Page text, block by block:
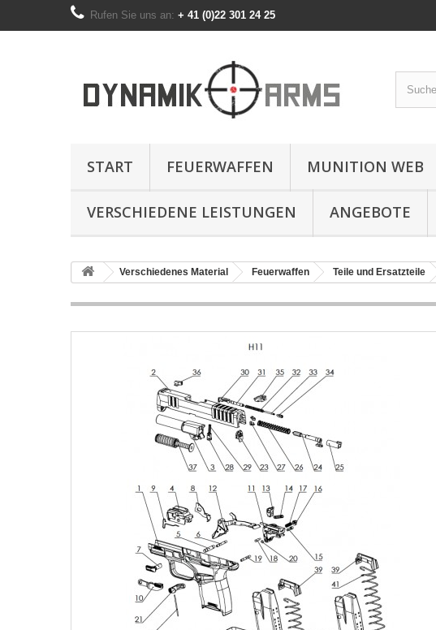
Rufen Sie uns an: + 41 (0)22 301 24 25
START FEUERWAFFEN MUNITION WEB
VERSCHIEDENE LEISTUNGEN ANGEBOTE
Verschiedenes Material Feuerwaffen Teile und Ersatzteile